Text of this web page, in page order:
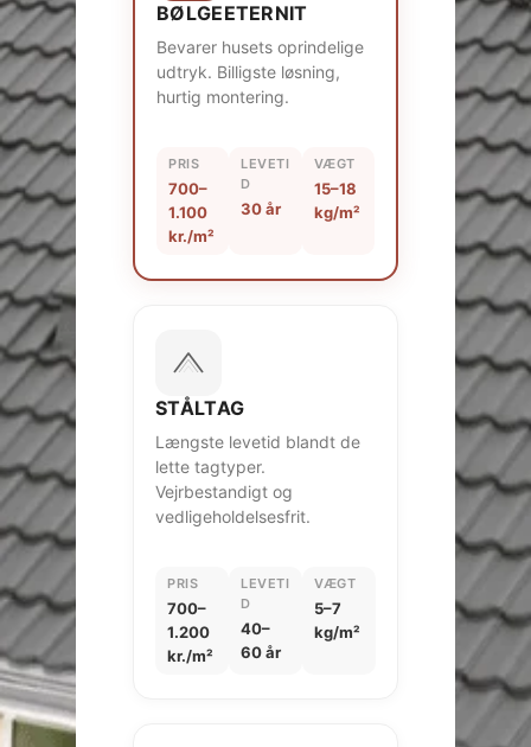
BØLGEETERNIT
Bevarer husets oprindelige
udtryk. Billigste løsning,
hurtig montering.
PRIS
700–
1.100
kr./m²
LEVETI
D
30 år
VÆGT
15–18
kg/m²
STÅLTAG
Længste levetid blandt de
lette tagtyper.
Vejrbestandigt og
vedligeholdelsesfrit.
PRIS
700–
1.200
kr./m²
LEVETI
D
40–
60 år
VÆGT
5–7
kg/m²